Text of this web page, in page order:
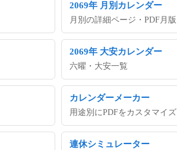
2069年 月別カレンダー
月別の詳細ページ・PDF月版
2069年 大安カレンダー
六曜・大安一覧
カレンダーメーカー
用途別にPDFをカスタマイズ
連休シミュレーター